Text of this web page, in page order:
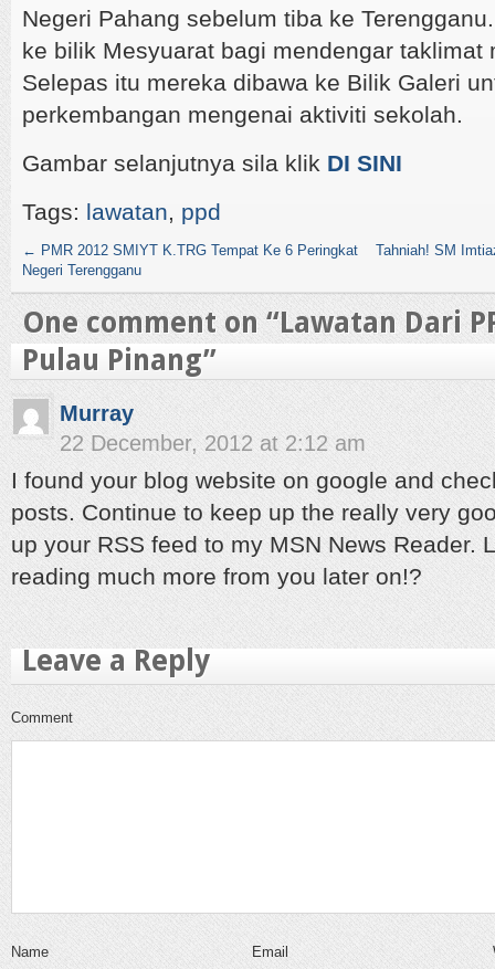
Negeri Pahang sebelum tiba ke
ke bilik Mesyuarat bagi mendengar taklimat
Selepas itu mereka dibawa ke Bilik Galeri
perkembangan mengenai aktiviti sekolah.
Gambar selanjutnya sila klik DI SINI
Tags: lawatan, ppd
← PMR 2012 SMIYT K.TRG Tempat Ke 6 Peringkat
Negeri Terengganu
Tahniah! SM
One comment on “Lawatan Dari
Pulau Pinang”
Murray
22 December, 2012 at 2:12 am
I found your blog website on google and
posts. Continue to keep up the really very
up your RSS feed to my MSN News Reader.
reading much more from you later on!?
Leave a Reply
Comment
Name Email